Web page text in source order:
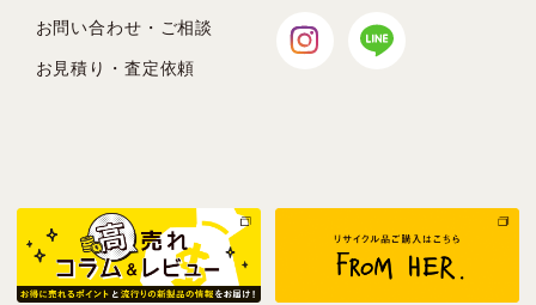
お問い合わせ・ご相談
お見積り・査定依頼